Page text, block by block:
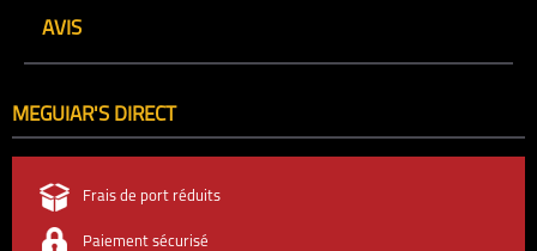
AVIS
MEGUIAR'S DIRECT
Frais de port réduits
Paiement sécurisé